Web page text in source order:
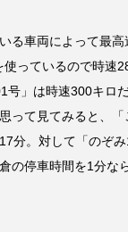
る車両によって最高
っているので時速
号」は時速300キロ
って見てみると、
分。対して「のぞ
の停車時間を1分な